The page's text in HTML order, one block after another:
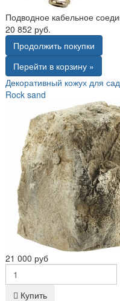
Подводное кабельное
20 852 руб.
Продолжить покупки
Перейти в корзину »
Декоративный кожух для
Rock sand
21 000 руб
Купить